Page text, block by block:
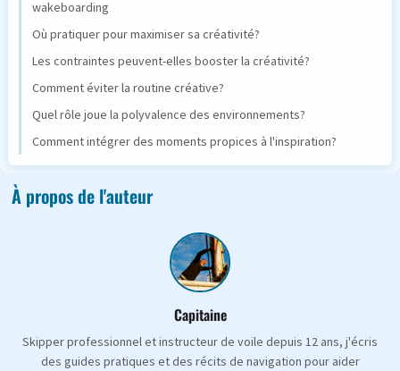
wakeboarding
Où pratiquer pour maximiser sa créativité?
Les contraintes peuvent-elles booster la créativité?
Comment éviter la routine créative?
Quel rôle joue la polyvalence des environnements?
Comment intégrer des moments propices à l'inspiration?
À propos de l'auteur
Capitaine
Skipper professionnel et instructeur de voile depuis 12 ans, j'écris
des guides pratiques et des récits de navigation pour aider